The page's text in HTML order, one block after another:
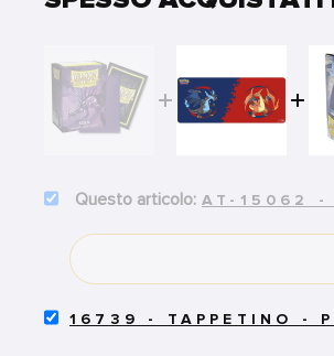
SELECT
15062
100
STANDARD
AT-15062 -
SELECT
16739 - TAPPETINO -